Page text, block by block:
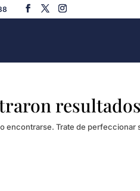
resultados
encontrarse. Trate de